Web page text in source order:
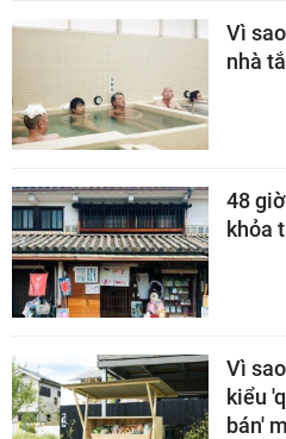
Vì
nhà
48
khỏa
Vì
kiểu
bán'